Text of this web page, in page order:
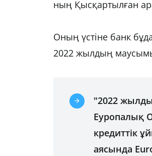
ның Қысқартылған
Оның үстіне банк
2022 жылдың
"2022
Еуропалық
кредиттік
аясында